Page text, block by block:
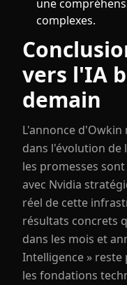
une
complexes.
vers l'IA
demain
L'annonce
dans l'évolution de
les promesses
avec Nvidia
réel de cette
résultats concrets
dans les mois et
Intelligence »
les fondations